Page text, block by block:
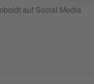
auf Social Media